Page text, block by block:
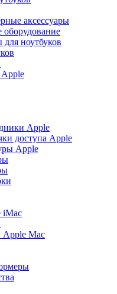
аксессуары
оборудование
ноутбуков
Apple
доступа Apple
Apple
iMac
Apple Mac